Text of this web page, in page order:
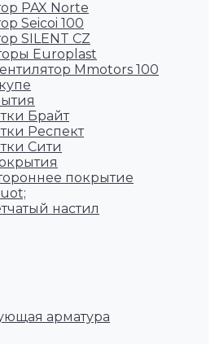
PAX Norte
Seicoi 100
SILENT CZ
Europlast
Mmotors 100
Брайт
Респект
Сити
покрытие
настил
арматура